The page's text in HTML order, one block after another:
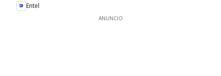
Entel
ANUNCIO